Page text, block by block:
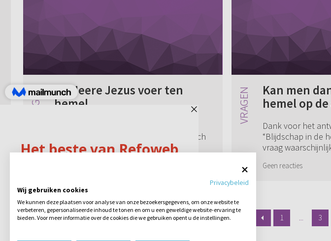
De Heere Jezus voer ten
hemel
hemelvaart. De zon en de hemel zijn toch
duizenden lichtjaren van de aarde
Kan men
hemel op
Dank voor het
“Blijdschap in de
vraag
Kan men dan
Geen reacties
1 3
Privacybeleid
Wij gebruiken cookies
We kunnen deze plaatsen voor analyse van onze bezoekersgegevens, om onze website te
verbeteren, gepersonaliseerde inhoud te tonen en om u een geweldige website-ervaring te
bieden. Voor meer informatie over de cookies die we gebruiken opent u de instellingen.